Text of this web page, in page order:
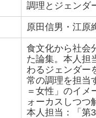
調理とジェンダ
原田信男・江原
食文化から社会
た論集。本人担
わるジェンダー
常の調理を担当
＝女性」のイメ
ォーカスしつつ
本人担当：「